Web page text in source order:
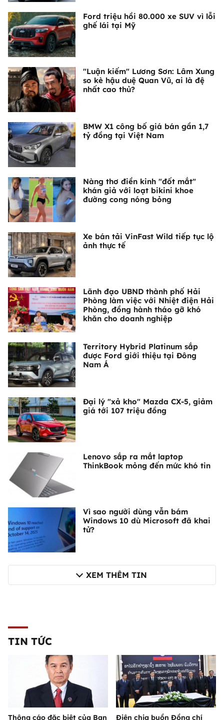
Ford triệu hồi 80.000 xe SUV vì lỗi
ghế lái tại Mỹ
"Luận kiếm" Lương Sơn: Lâm Xung
so kè hậu duệ Quan Vũ, ai là đệ
nhất cao thủ?
BMW X1 công bố giá bán gần 1,7
tỷ đồng tại Việt Nam
Nàng thơ điền kinh "đốt mắt"
khán giả với loạt bikini khoe
đường cong nóng bỏng
Xe bán tải VinFast Wild tiếp tục lộ
ảnh thực tế
Lãnh đạo UBND thành phố Hải
Phòng làm việc với Nhiệt điện Hải
Phòng, đồng hành tháo gỡ khó
khăn cho doanh nghiệp
Territory Hybrid Platinum sắp
được Ford giới thiệu tại Đông
Nam Á
Đại lý "xả kho" Mazda CX-5, giảm
giá tới 107 triệu đồng
Lenovo sắp ra mắt laptop
ThinkBook mỏng đến mức khó tin
Vì sao người dùng vẫn bám
Windows 10 dù Microsoft đã khai
tử?
XEM THÊM TIN
TIN TỨC
Thông cáo đặc biệt của Ban
Điện chia buồn Đồng chí